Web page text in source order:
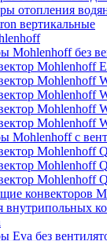
отопления
вертикальные
Mohlenhoff без
Mohlenhoff
Mohlenhoff
Mohlenhoff
Mohlenhoff
Mohlenhoff
Mohlenhoff с
Mohlenhoff
Mohlenhoff
Mohlenhoff
конвекторов
внутрипольных
Eva без